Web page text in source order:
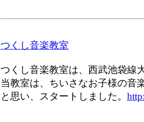
つくし音楽教室
つくし音楽教室は、西武池袋線
当教室は、ちいさなお子様の音
と思い、スタートしました。